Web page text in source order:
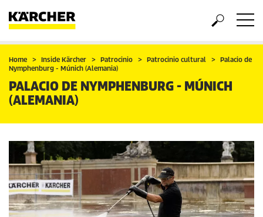
Home Inside Kärcher Patrocinio Patrocinio cultural
Palacio de
Nymphenburg - Múnich (Alemania)
PALACIO DE NYMPHENBURG - MÚNICH
(ALEMANIA)